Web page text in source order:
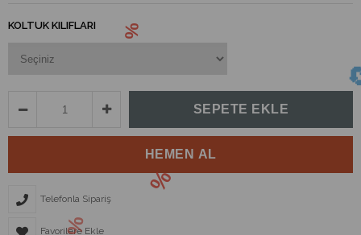
KOLTUK KILIFLARI
Telefonla Sipariş
Favorilere Ekle